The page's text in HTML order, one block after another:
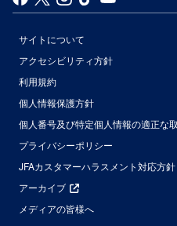
サイトについて
アクセシビリティ方針
利用規約
個人情報保護方針
個人番号及び特定個人情報の適正な
プライバシーポリシー
JFAカスタマーハラスメント対応方針
アーカイブ
メディアの皆様へ